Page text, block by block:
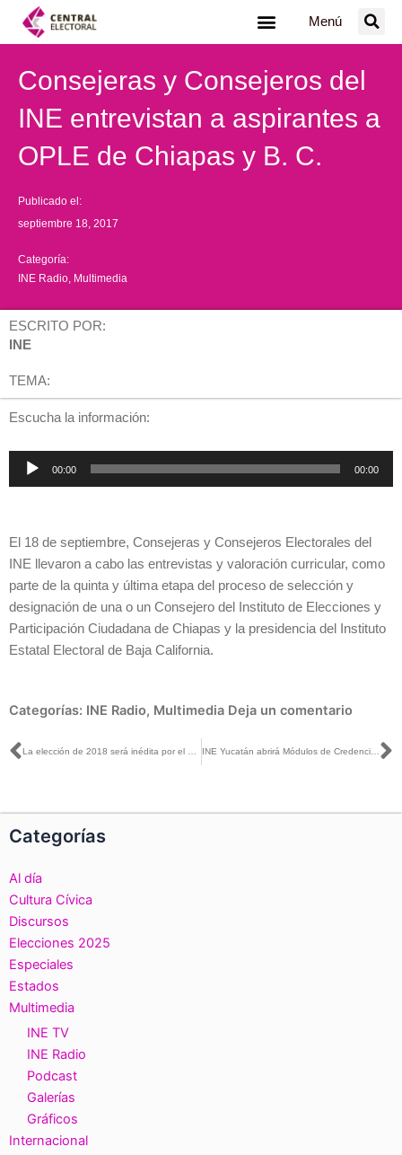
Menú
Consejeras y Consejeros del
INE entrevistan a aspirantes a
OPLE de Chiapas y B. C.
Publicado el:
septiembre 18, 2017
Categoría:
INE Radio Multimedia
ESCRITO POR:
INE
TEMA:
Escucha la información:
Reproductor
00:00 00:00
El 18 de septiembre, Consejeras y Consejeros Electorales del
INE llevaron a cabo las entrevistas y valoración curricular, como
parte de la quinta y última etapa del proceso de selección y
designación de una o un Consejero del Instituto de Elecciones y
Participación Ciudadana de Chiapas y la presidencia del Instituto
Estatal Electoral de Baja California.
Categorías: INE Radio, Multimedia Deja un comentario
Ant INE Yucatán abrirá Módulos de Credencialización los domingos para atender a quienes no pueden durante la semana por cuestiones laborales
Categorías
Al día
Cultura Cívica
Discursos
Elecciones 2025
Especiales
Estados
Multimedia
INE TV
INE Radio
Podcast
Galerías
Gráficos
Internacional